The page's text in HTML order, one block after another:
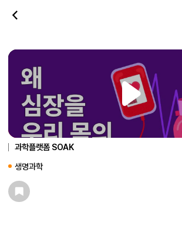
왜 심장을 우리 몸의 엔
까?
과학플랫폼 SOAK
생명과학